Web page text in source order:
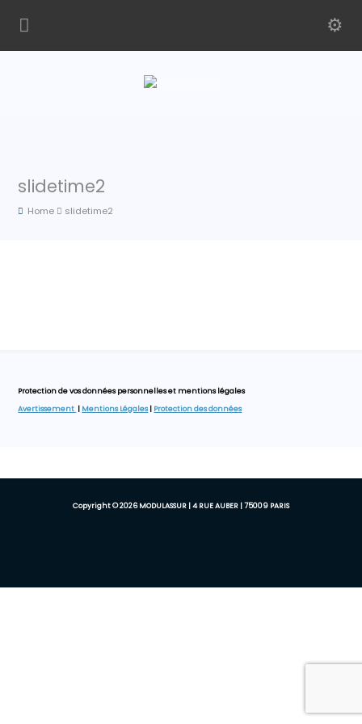
slidetime2
Home slidetime2
Protection de vos données personnelles et mentions légales
Avertissement | Mentions Légales| Protection des données
Copyright © 2026 MODULASSUR | 4 RUE AUBER | 75009 PARIS